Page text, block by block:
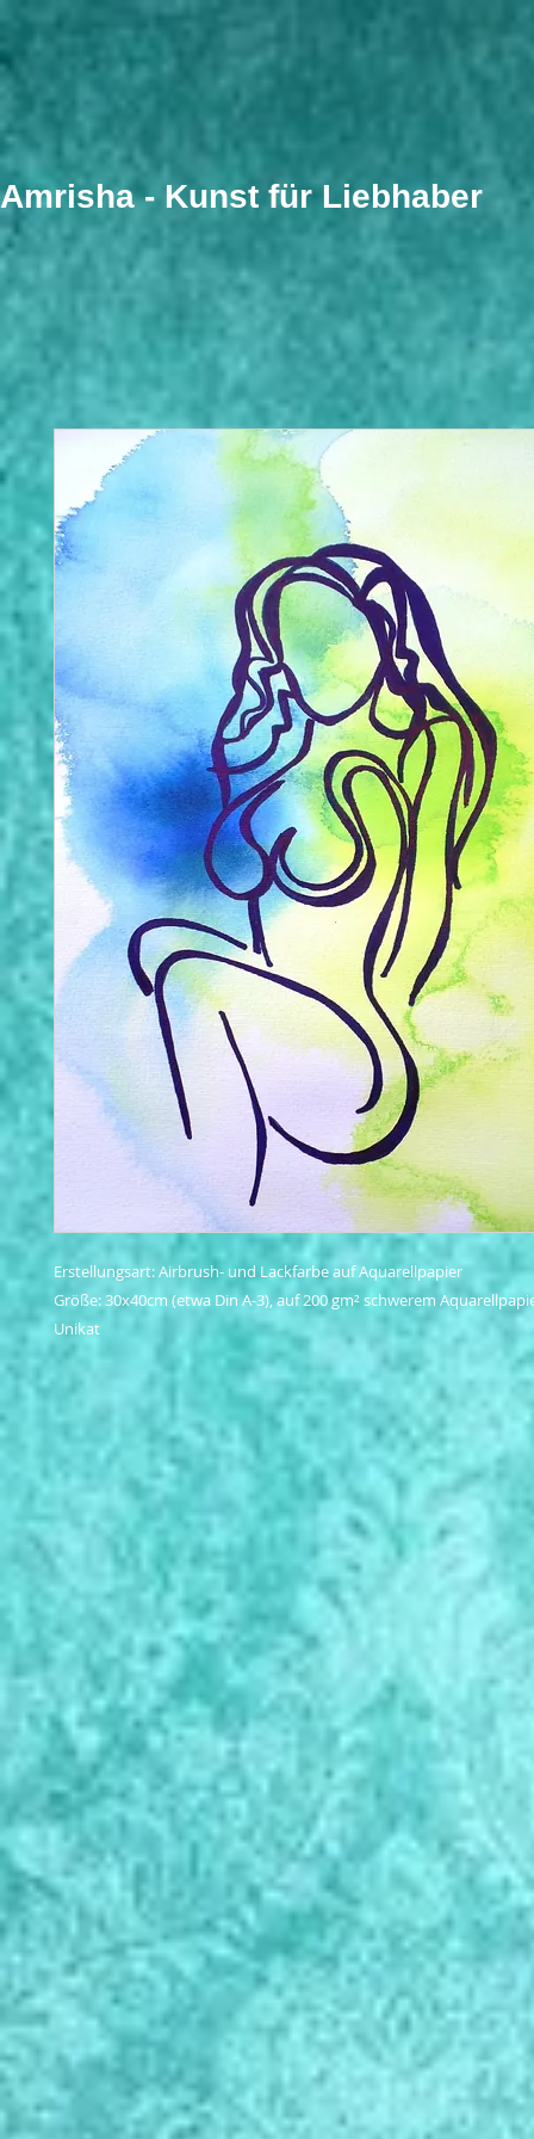
​Amrisha - Kunst für Liebhaber
Erstellungsart: Airbrush- und Lackfarbe auf Aquarellpapier
Größe: 30x40cm (etwa Din A-3), auf 200 gm² schwerem
Unikat
Das Bild ist handsigniert.